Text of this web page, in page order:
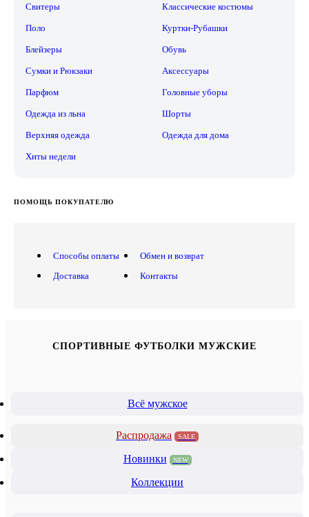
Свитеры Классические костюмы
Поло Куртки-Рубашки
Блейзеры Обувь
Сумки и Рюкзаки Аксессуары
Парфюм Головные уборы
Одежда из льна Шорты
Верхняя одежда Одежда для дома
Хиты недели
ПОМОЩЬ ПОКУПАТЕЛЮ
Способы оплаты
Доставка
Обмен и возврат
Контакты
СПОРТИВНЫЕ ФУТБОЛКИ МУЖСКИЕ
Всё мужское
Распродажа SALE
Новинки NEW
Коллекции